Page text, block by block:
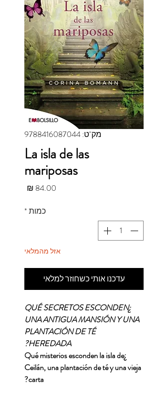
מק"ט: 9788416087044
La isla de las
mariposas
כמות*
אזל מהמלאי
עדכנו אותי כשחוזר למלאי
¿QUÉ SECRETOS ESCONDEN
UNA ANTIGUA MANSIÓN Y UNA
PLANTACIÓN DE TÉ
HEREDADA?
¿Qué misterios esconden la isla de
Ceilán, una plantación de té y una vieja
carta?